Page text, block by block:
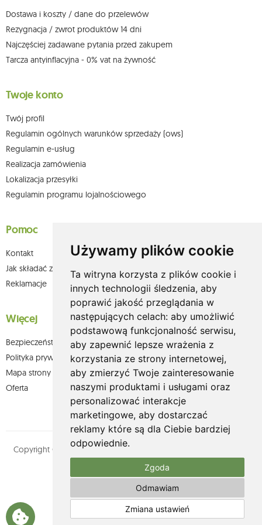
Używamy plików cookie
Ta witryna korzysta z plików cookie i
innych technologii śledzenia, aby
poprawić jakość przeglądania w
następujących celach: aby umożliwić
podstawową funkcjonalność serwisu,
aby zapewnić lepsze wrażenia z
korzystania ze strony internetowej,
aby zmierzyć Twoje zainteresowanie
naszymi produktami i usługami oraz
personalizować interakcje
marketingowe, aby dostarczać
reklamy które są dla Ciebie bardziej
odpowiednie.
Zgoda
Odmawiam
Zmiana ustawień
Więcej informacji: www.mouton.pl/ODO
Dostawa i koszty / dane do przelewów
Rezygnacja / zwrot produktów 14 dni
Najczęściej zadawane pytania przed zakupem
Tarcza antyinflacyjna - 0% vat na żywność
Twoje konto
Twój profil
Regulamin ogólnych warunków sprzedaży (ows)
Regulamin e-usług
Realizacja zamówienia
Lokalizacja przesyłki
Regulamin programu lojalnościowego
Pomoc
Kontakt
Jak składać zamówienia w sklepie olium.pl?
Reklamacje
Więcej
Bezpieczeństwo płatności
Polityka prywatności
Mapa strony
Oferta
Copyright © olium.pl. Wszystkie prawa zastrzeżone. Designed by
MOUTON interactive
Zobacz nasz profil na: